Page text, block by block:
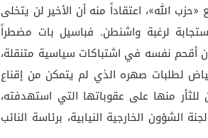
الله»، اعتقاداً منه أن الأخير لن يتخلى
لرغبة واشنطن. فباسيل بات مضطراً
أقحم نفسه في اشتباكات سياسية متنقلة،
لطلبات صهره الذي لم يتمكن من إقناع
منها على عقوباتها التي استهدفته،
الخارجية النيابية، برئاسة النائب